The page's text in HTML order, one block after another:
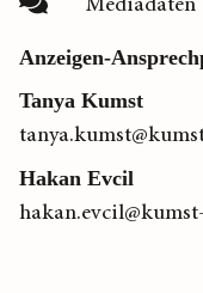
Anzeigen-
Tanya Kumst
Hakan Evcil